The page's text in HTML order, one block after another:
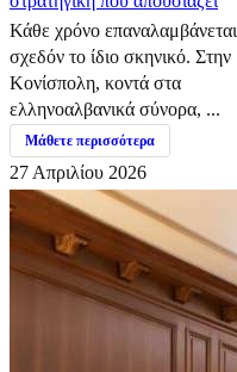
Κάθε χρόνο επαναλαμβάνεται
σχεδόν το ίδιο σκηνικό. Στην
Κονίσπολη, κοντά στα
ελληνοαλβανικά σύνορα, ...
Μάθετε περισσότερα
27 Απριλίου 2026